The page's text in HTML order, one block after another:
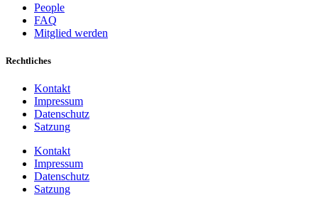
People
FAQ
Mitglied werden
Rechtliches
Kontakt
Impressum
Datenschutz
Satzung
Kontakt
Impressum
Datenschutz
Satzung